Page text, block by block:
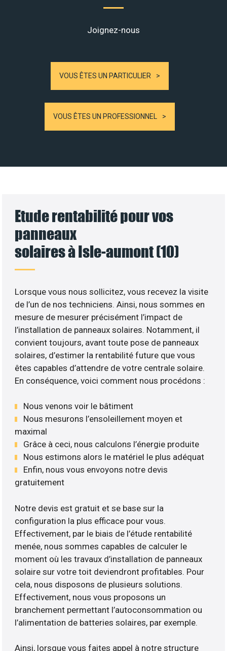
Joignez-nous
VOUS ÊTES UN PARTICULIER
VOUS ÊTES UN PROFESSIONNEL
Etude rentabilité pour vos
panneaux
solaires à Isle-aumont (10)
Lorsque vous nous sollicitez, vous recevez la visite
de l’un de nos techniciens. Ainsi, nous sommes en
mesure de mesurer précisément l’impact de
l’installation de panneaux solaires. Notamment, il
convient toujours, avant toute pose de panneaux
solaires, d’estimer la rentabilité future que vous
êtes capables d’attendre de votre centrale solaire.
En conséquence, voici comment nous procédons :
Nous venons voir le bâtiment
Nous mesurons l’ensoleillement moyen et
maximal
Grâce à ceci, nous calculons l’énergie produite
Nous estimons alors le matériel le plus adéquat
Enfin, nous vous envoyons notre devis
gratuitement
Notre devis est gratuit et se base sur la
configuration la plus efficace pour vous.
Effectivement, par le biais de l’étude rentabilité
menée, nous sommes capables de calculer le
moment où les travaux d’installation de panneaux
solaire sur votre toit deviendront profitables. Pour
cela, nous disposons de plusieurs solutions.
Effectivement, nous vous proposons un
branchement permettant l’autoconsommation ou
l’alimentation de batteries solaires, par exemple.
Ainsi, lorsque vous faites appel à notre structure